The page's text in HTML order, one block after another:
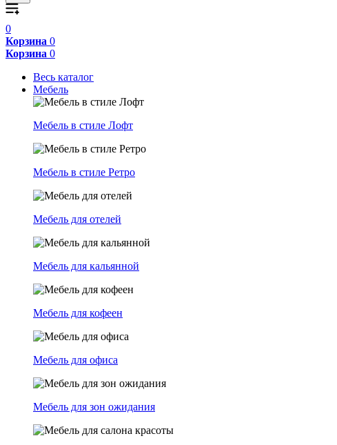
0
Корзина 0
Корзина 0
Весь каталог
Мебель
Мебель в стиле Лофт
Мебель в стиле Ретро
Мебель для отелей
Мебель для кальянной
Мебель для кофеен
Мебель для офиса
Мебель для зон ожидания